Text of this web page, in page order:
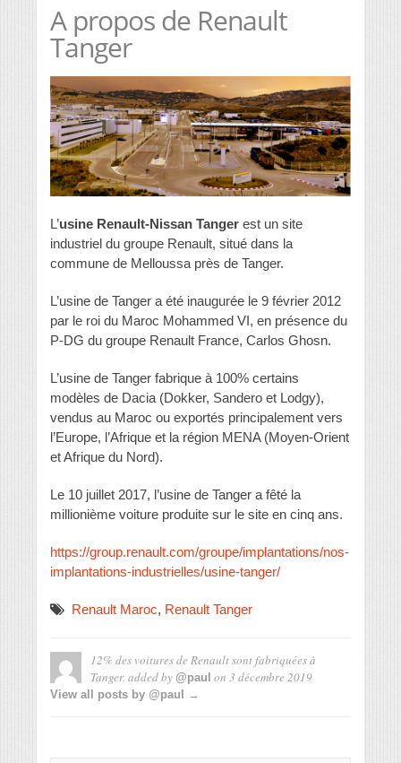
A propos de Renault
Tanger
L’usine Renault-Nissan Tanger est un site
industriel du groupe Renault, situé dans la
commune de Melloussa près de Tanger.
L’usine de Tanger a été inaugurée le 9 février 2012
par le roi du Maroc Mohammed VI, en présence du
P-DG du groupe Renault France, Carlos Ghosn.
L’usine de Tanger fabrique à 100% certains
modèles de Dacia (Dokker, Sandero et Lodgy),
vendus au Maroc ou exportés principalement vers
l’Europe, l’Afrique et la région MENA (Moyen-Orient
et Afrique du Nord).
Le 10 juillet 2017, l’usine de Tanger a fêté la
millionième voiture produite sur le site en cinq ans.
https://group.renault.com/groupe/implantations/nos-
implantations-industrielles/usine-tanger/
Renault Maroc, Renault Tanger
12% des voitures de Renault sont fabriquées à
Tanger. added by @paul on 3 décembre 2019
View all posts by @paul →